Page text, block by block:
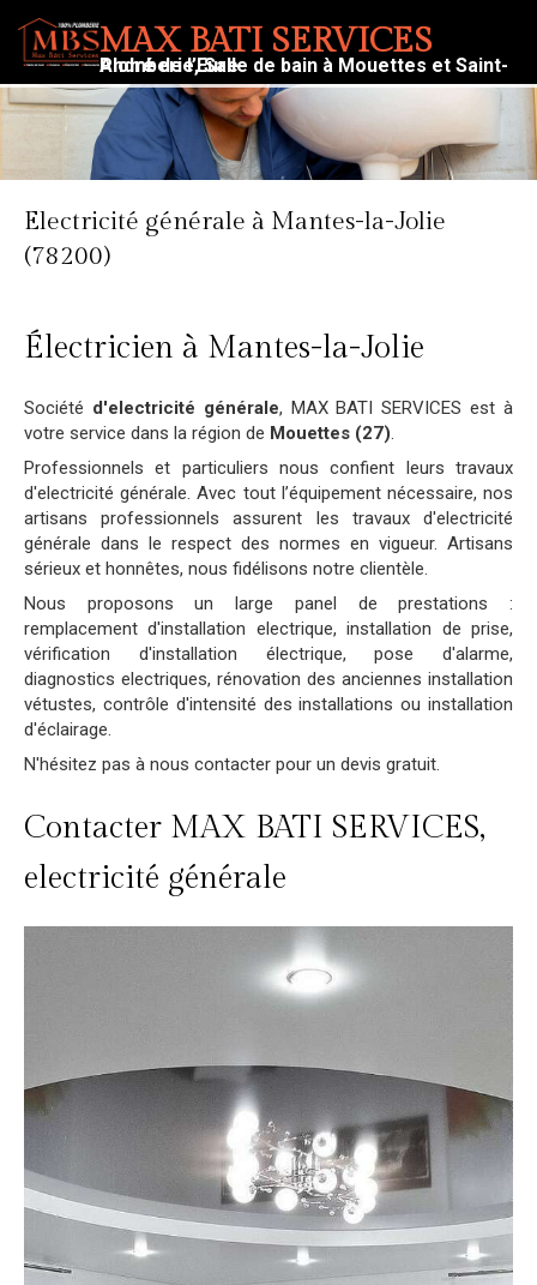
MAX BATI SERVICES
Plomberie, Salle de bain à Mouettes et Saint-André de l’Eure
Electricité générale à Mantes-la-Jolie
(78200)
Électricien à Mantes-la-Jolie
Société d'electricité générale, MAX BATI SERVICES est à
votre service dans la région de Mouettes (27).
Professionnels et particuliers nous confient leurs travaux
d'electricité générale. Avec tout l’équipement nécessaire, nos
artisans professionnels assurent les travaux d'electricité
générale dans le respect des normes en vigueur. Artisans
sérieux et honnêtes, nous fidélisons notre clientèle.
Nous proposons un large panel de prestations :
remplacement d'installation electrique, installation de prise,
vérification d'installation électrique, pose d'alarme,
diagnostics electriques, rénovation des anciennes installation
vétustes, contrôle d'intensité des installations ou installation
d'éclairage.
N'hésitez pas à nous contacter pour un devis gratuit.
Contacter MAX BATI SERVICES,
electricité générale